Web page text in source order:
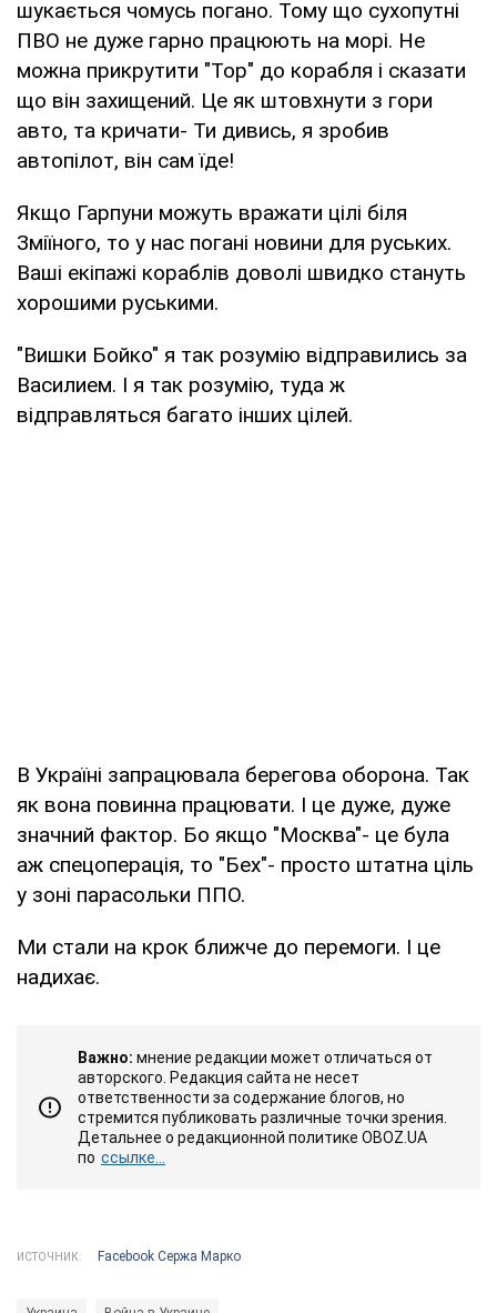
шукається чомусь погано. Тому що сухопутні
ПВО не дуже гарно працюють на морі. Не
можна прикрутити "Тор" до корабля і сказати
що він захищений. Це як штовхнути з гори
авто, та кричати- Ти дивись, я зробив
автопілот, він сам їде!
Якщо Гарпуни можуть вражати цілі біля
Зміїного, то у нас погані новини для руських.
Ваші екіпажі кораблів доволі швидко стануть
хорошими руськими.
"Вишки Бойко" я так розумію відправились за
Василием. І я так розумію, туда ж
відправляться багато інших цілей.
В Україні запрацювала берегова оборона. Так
як вона повинна працювати. І це дуже, дуже
значний фактор. Бо якщо "Москва"- це була
аж спецоперація, то "Бех"- просто штатна ціль
у зоні парасольки ППО.
Ми стали на крок ближче до перемоги. І це
надихає.
Важно: мнение редакции может отличаться от
авторского. Редакция сайта не несет
ответственности за содержание блогов, но
стремится публиковать различные точки зрения.
Детальнее о редакционной политике OBOZ.UA
по ссылке...
ИСТОЧНИК: Facebook Сержа Марко